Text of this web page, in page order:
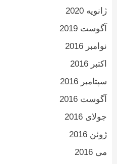
ژانویه 2020
آگوست 2019
نوامبر 2016
اکتبر 2016
سپتامبر 2016
آگوست 2016
جولای 2016
ژوئن 2016
می 2016